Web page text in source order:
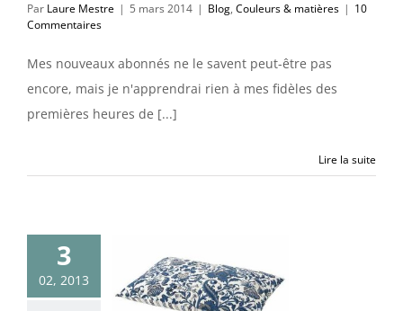
Par Laure Mestre | 5 mars 2014 | Blog, Couleurs & matières | 10
Commentaires
Mes nouveaux abonnés ne le savent peut-être pas
encore, mais je n'apprendrai rien à mes fidèles des
premières heures de [...]
Lire la suite
3
02, 2013
de Suède